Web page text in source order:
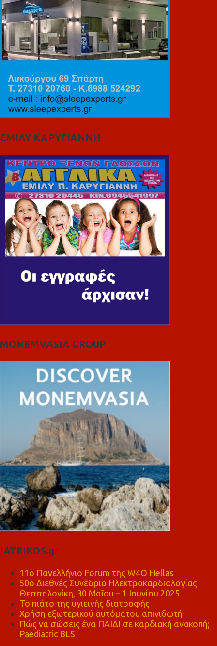
ΕΜΙΛΥ ΚΑΡΥΓΙΑΝΝΗ
MONEMVASIA GROUP
IATRIKOS.gr
11ο Πανελλήνιο Forum της W4O Hellas
50ο Διεθνές Συνέδριο Ηλεκτροκαρδιολογίας
Θεσσαλονίκη, 30 Μαΐου – 1 Ιουνίου 2025
Το πιάτο της υγιεινής διατροφής
Χρήση εξωτερικού αυτόματου απινιδωτή
Πώς να σώσεις ένα ΠΑΙΔΙ σε καρδιακή ανακοπή;
Paediatric BLS